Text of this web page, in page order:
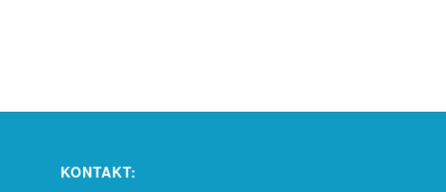
KONTAKT: